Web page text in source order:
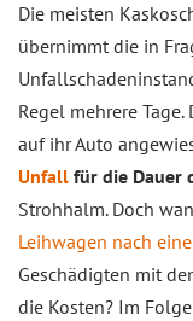
Die meisten
übernimmt die in
Regel mehrere
auf ihr Auto
Unfall für die Dauer
Strohhalm. Doch
Leihwagen nach
Geschädigten mit
die Kosten? Im